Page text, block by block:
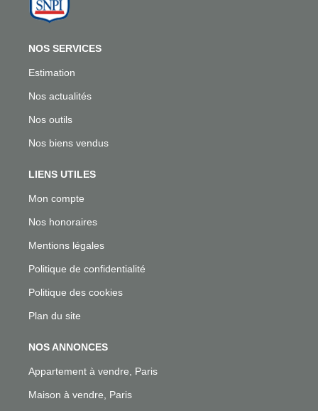
NOS SERVICES
Estimation
Nos actualités
Nos outils
Nos biens vendus
LIENS UTILES
Mon compte
Nos honoraires
Mentions légales
Politique de confidentialité
Politique des cookies
Plan du site
NOS ANNONCES
Appartement à vendre, Paris
Maison à vendre, Paris